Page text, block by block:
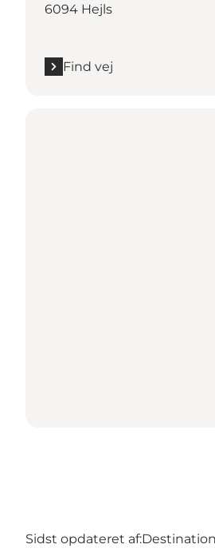
6094 Hejls
Find vej
Sidst opdateret af: